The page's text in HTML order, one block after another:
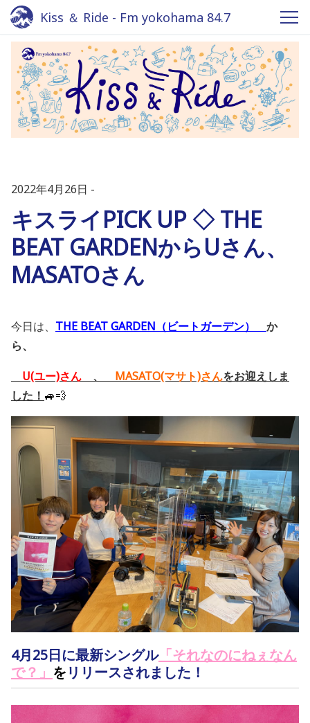
Kiss ＆ Ride - Fm yokohama 84.7
2022年4月26日
キスライPICK UP ◇ THE
BEAT GARDENからUさん、
MASATOさん
今日は、 THE BEAT GARDEN （ビートガーデン） か
ら、
U(ユー)さん 、 MASATO(マサト)さんをお迎えしま
した！ 🚙💨
4月25日に最新シングル「それなのにねぇなん
で？」 をリリースされました！